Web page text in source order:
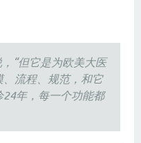
“但它是为欧美大医
流程、规范，和它
年，每一个功能都